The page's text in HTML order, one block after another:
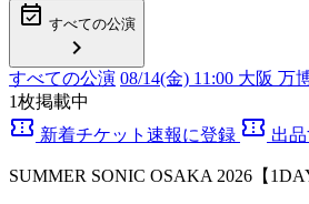
event_available すべての公演
chevron_right
すべての公演 08/14(金) 11:00 大阪 万
1枚掲載中
confirmation_number 新着チケット速報に登録 confirmation_number 出
SUMMER SONIC OSAKA 2026【